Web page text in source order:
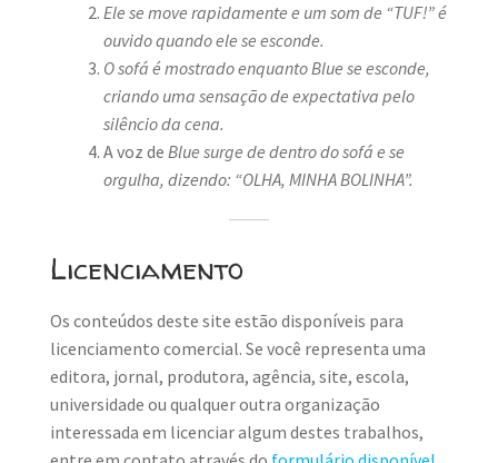
Ele se move rapidamente e um som de “TUF!” é
ouvido quando ele se esconde.
O sofá é mostrado enquanto Blue se esconde,
criando uma sensação de expectativa pelo
silêncio da cena.
A voz de Blue surge de dentro do sofá e se
orgulha, dizendo: “OLHA, MINHA BOLINHA”.
Licenciamento
Os conteúdos deste site estão disponíveis para
licenciamento comercial. Se você representa uma
editora, jornal, produtora, agência, site, escola,
universidade ou qualquer outra organização
interessada em licenciar algum destes trabalhos,